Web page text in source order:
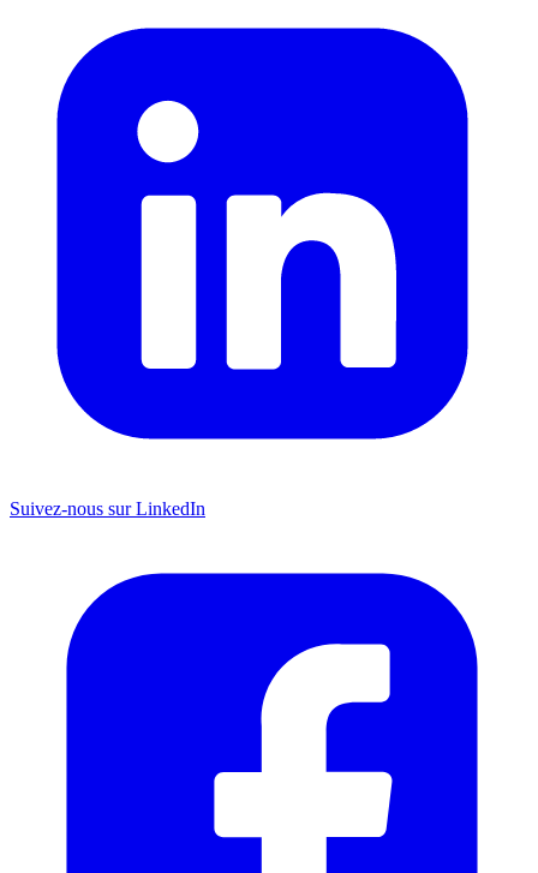
Suivez-nous sur LinkedIn